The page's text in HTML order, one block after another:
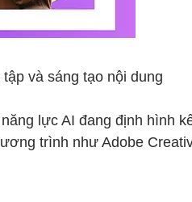
và sáng tạo nội dung
lực AI đang định hình
trình như Adobe